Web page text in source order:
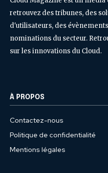
retrouvez des tribunes, des
d'utilisateurs, des
nominations du secteur.
sur les innovations du Cloud.
À PROPOS
Contactez-nous
Politique de confidentialité
Mentions légales